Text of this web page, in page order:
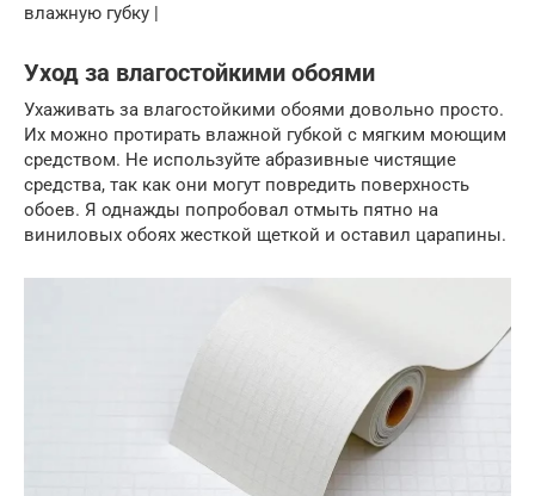
влажную губку |
Уход за влагостойкими обоями
Ухаживать за влагостойкими обоями довольно просто.
Их можно протирать влажной губкой с мягким моющим
средством. Не используйте абразивные чистящие
средства, так как они могут повредить поверхность
обоев. Я однажды попробовал отмыть пятно на
виниловых обоях жесткой щеткой и оставил царапины.